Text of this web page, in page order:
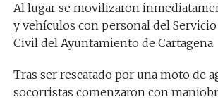
Al lugar se movilizaron
y vehículos con personal del
Civil del Ayuntamiento de Cartagena.
Tras ser rescatado por una moto de
socorristas comenzaron con